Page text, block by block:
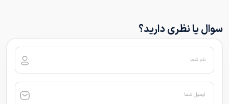
سوال یا نظری دارید؟
نام شما
ایمیل شما